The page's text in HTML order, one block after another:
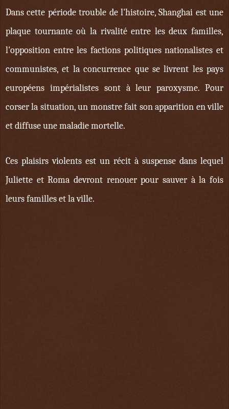
Dans cette période trouble de l'histoire, Shanghai est une
plaque tournante où la rivalité entre les deux familles,
l'opposition entre les factions politiques nationalistes et
communistes, et la concurrence que se livrent les pays
européens impérialistes sont à leur paroxysme. Pour
corser la situation, un monstre fait son apparition en ville
et diffuse une maladie mortelle.
Ces plaisirs violents est un récit à suspense dans lequel
Juliette et Roma devront renouer pour sauver à la fois
leurs familles et la ville.